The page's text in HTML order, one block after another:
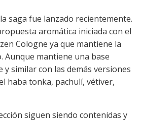
saga fue lanzado recientemente.
aromática iniciada con el
Cologne ya que mantiene la
Aunque mantiene una base
similar con las demás versiones
haba tonka, pachulí, vétiver,
siguen siendo contenidas y